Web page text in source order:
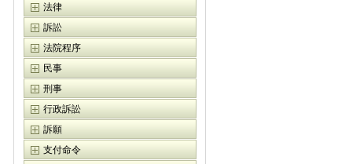
法律
訴訟
法院程序
民事
刑事
行政訴訟
訴願
支付命令